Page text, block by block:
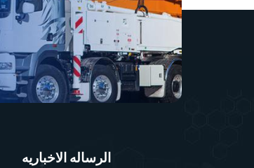
الرساله الاخباريه